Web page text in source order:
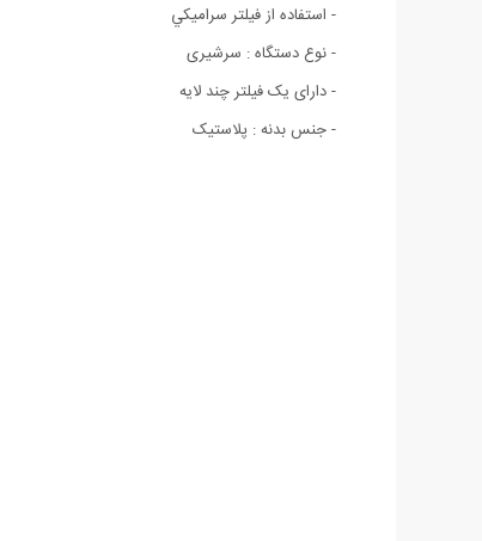
- استفاده از فيلتر سراميكي
- نوع دستگاه : سرشیری
- دارای یک فیلتر چند لایه
- جنس بدنه : پلاستیک